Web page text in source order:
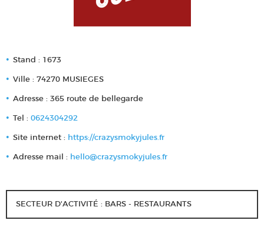
Stand : 1673
Ville : 74270 MUSIEGES
Adresse : 365 route de bellegarde
Tel : 0624304292
Site internet : https://crazysmokyjules.fr
Adresse mail : hello@crazysmokyjules.fr
SECTEUR D'ACTIVITÉ : BARS - RESTAURANTS